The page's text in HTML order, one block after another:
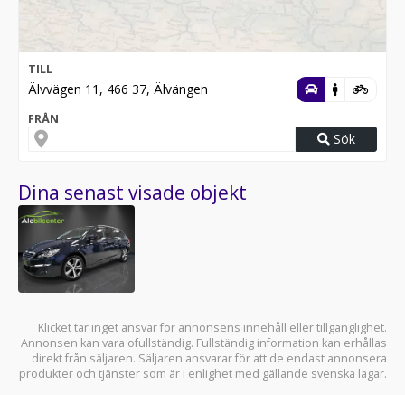
TILL
Älvvägen 11, 466 37, Älvängen
FRÅN
Sök
Dina senast visade objekt
Klicket tar inget ansvar för annonsens innehåll eller tillgänglighet.
Annonsen kan vara ofullständig. Fullständig information kan erhållas
direkt från säljaren. Säljaren ansvarar för att de endast annonsera
produkter och tjänster som är i enlighet med gällande svenska lagar.